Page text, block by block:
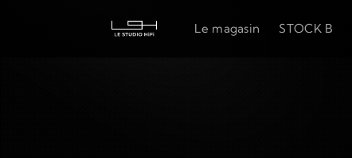
Le magasin STOCK B